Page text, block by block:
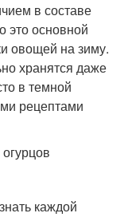
в составе
это основной
овощей на зиму.
хранятся даже
в темной
рецептами
каждой